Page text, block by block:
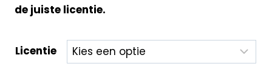
de juiste licentie.
Licentie